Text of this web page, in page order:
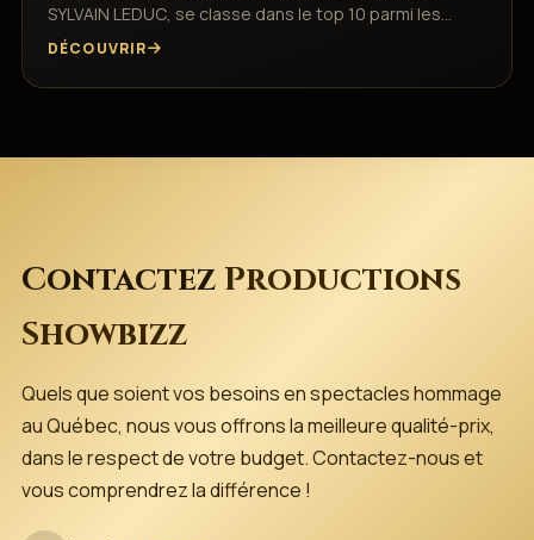
SYLVAIN LEDUC, se classe dans le top 10 parmi les…
DÉCOUVRIR
Contactez Productions
Showbizz
Quels que soient vos besoins en spectacles hommage
au Québec, nous vous offrons la meilleure qualité-prix,
dans le respect de votre budget. Contactez-nous et
vous comprendrez la différence !